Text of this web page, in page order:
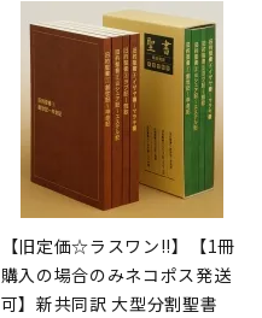
【旧定価☆ラスワン!!】【1冊
購入の場合のみネコポス発送
可】新共同訳 大型分割聖書